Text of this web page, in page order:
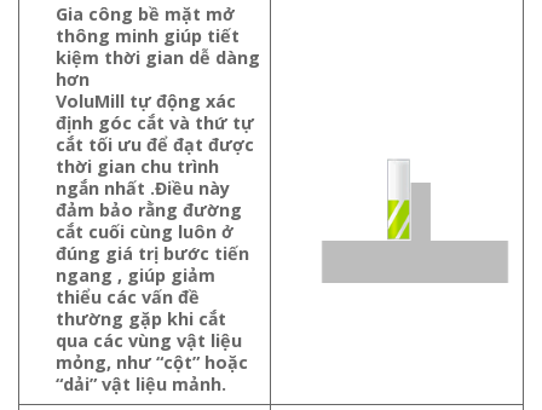
Gia công bề mặt mở
thông minh giúp tiết
kiệm thời gian dễ dàng
hơn
VoluMill tự động xác
định góc cắt và thứ tự
cắt tối ưu để đạt được
thời gian chu trình
ngắn nhất .Điều này
đảm bảo rằng đường
cắt cuối cùng luôn ở
đúng giá trị bước tiến
ngang , giúp giảm
thiểu các vấn đề
thường gặp khi cắt
qua các vùng vật liệu
mỏng, như “cột” hoặc
“dải” vật liệu mảnh.